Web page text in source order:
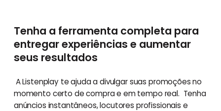
Tenha a ferramenta completa para
entregar experiências e aumentar
seus resultados
A Listenplay te ajuda a divulgar suas promoções no
momento certo de compra e em tempo real. Tenha
anúncios instantâneos, locutores profissionais e